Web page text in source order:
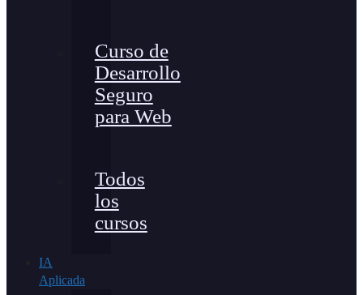
Curso de
Desarrollo
Seguro
para Web
Todos
los
cursos
IA
Aplicada